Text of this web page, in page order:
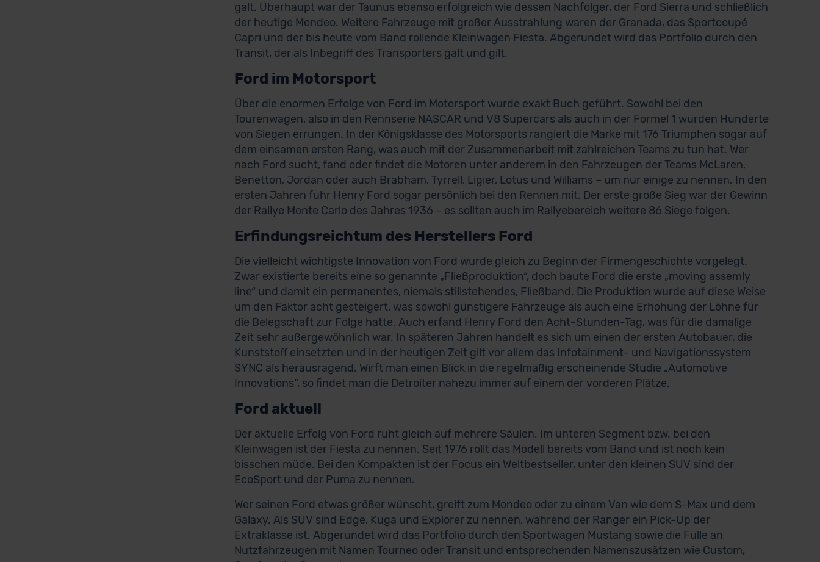
galt. Überhaupt war der Taunus ebenso erfolgreich wie dessen Nachfolger, der Ford Sierra und schließlich
der heutige Mondeo. Weitere Fahrzeuge mit großer Ausstrahlung waren der Granada, das Sportcoupé
Capri und der bis heute vom Band rollende Kleinwagen Fiesta. Abgerundet wird das Portfolio durch den
Transit, der als Inbegriff des Transporters galt und gilt.
Ford im Motorsport
Über die enormen Erfolge von Ford im Motorsport wurde exakt Buch geführt. Sowohl bei den
Tourenwagen, also in den Rennserie NASCAR und V8 Supercars als auch in der Formel 1 wurden Hunderte
von Siegen errungen. In der Königsklasse des Motorsports rangiert die Marke mit 176 Triumphen sogar auf
dem einsamen ersten Rang, was auch mit der Zusammenarbeit mit zahlreichen Teams zu tun hat. Wer
nach Ford sucht, fand oder findet die Motoren unter anderem in den Fahrzeugen der Teams McLaren,
Benetton, Jordan oder auch Brabham, Tyrrell, Ligier, Lotus und Williams – um nur einige zu nennen. In den
ersten Jahren fuhr Henry Ford sogar persönlich bei den Rennen mit. Der erste große Sieg war der Gewinn
der Rallye Monte Carlo des Jahres 1936 – es sollten auch im Rallyebereich weitere 86 Siege folgen.
Erfindungsreichtum des Herstellers Ford
Die vielleicht wichtigste Innovation von Ford wurde gleich zu Beginn der Firmengeschichte vorgelegt.
Zwar existierte bereits eine so genannte „Fließproduktion“, doch baute Ford die erste „moving assemly
line“ und damit ein permanentes, niemals stillstehendes, Fließband. Die Produktion wurde auf diese Weise
um den Faktor acht gesteigert, was sowohl günstigere Fahrzeuge als auch eine Erhöhung der Löhne für
die Belegschaft zur Folge hatte. Auch erfand Henry Ford den Acht-Stunden-Tag, was für die damalige
Zeit sehr außergewöhnlich war. In späteren Jahren handelt es sich um einen der ersten Autobauer, die
Kunststoff einsetzten und in der heutigen Zeit gilt vor allem das Infotainment- und Navigationssystem
SYNC als herausragend. Wirft man einen Blick in die regelmäßig erscheinende Studie „Automotive
Innovations“, so findet man die Detroiter nahezu immer auf einem der vorderen Plätze.
Ford aktuell
Der aktuelle Erfolg von Ford ruht gleich auf mehrere Säulen. Im unteren Segment bzw. bei den
Kleinwagen ist der Fiesta zu nennen. Seit 1976 rollt das Modell bereits vom Band und ist noch kein
bisschen müde. Bei den Kompakten ist der Focus ein Weltbestseller, unter den kleinen SUV sind der
EcoSport und der Puma zu nennen.
Wer seinen Ford etwas größer wünscht, greift zum Mondeo oder zu einem Van wie dem S-Max und dem
Galaxy. Als SUV sind Edge, Kuga und Explorer zu nennen, während der Ranger ein Pick-Up der
Extraklasse ist. Abgerundet wird das Portfolio durch den Sportwagen Mustang sowie die Fülle an
Nutzfahrzeugen mit Namen Tourneo oder Transit und entsprechenden Namenszusätzen wie Custom,